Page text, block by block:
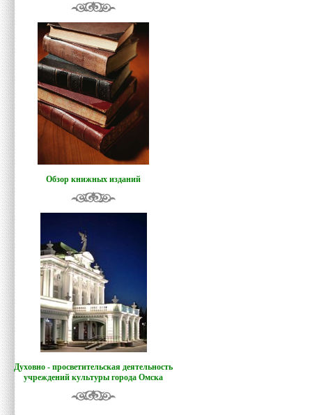
Обзор книжных изданий
Духовно - просветительская деятельность
учреждений культуры города Омска